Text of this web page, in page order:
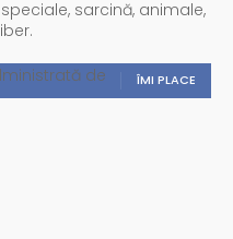
sarcină, animale,
ÎMI PLACE
de